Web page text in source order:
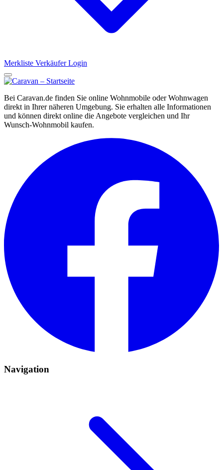
Merkliste Verkäufer Login
Bei Caravan.de finden Sie online Wohnmobile oder Wohnwagen
direkt in Ihrer näheren Umgebung. Sie erhalten alle Informationen
und können direkt online die Angebote vergleichen und Ihr
Wunsch-Wohnmobil kaufen.
Navigation